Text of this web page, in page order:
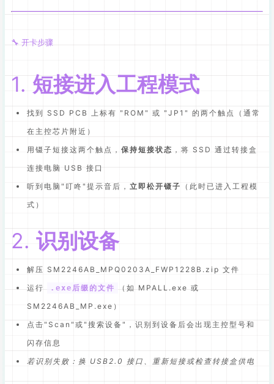
🔧 开卡步骤
1. 短接进入工程模式
找到 SSD PCB 上标有 "ROM" 或 "JP1" 的两个触点（通常
在主控芯片附近）
用镊子短接这两个触点，保持短接状态 ，将 SSD 通过转接盒
连接电脑 USB 接口
听到电脑"叮咚"提示音后，立即松开镊子 （此时已进入工程模
式）
2. 识别设备
解压 SM2246AB_MPQ0203A_FWP1228B.zip 文件
运行
.exe后缀的文件
（如 MPALL.exe 或
SM2246AB_MP.exe）
点击"Scan"或"搜索设备"，识别到设备后会出现主控型号和
闪存信息
若识别失败：换 USB2.0 接口、重新短接或检查转接盒供电